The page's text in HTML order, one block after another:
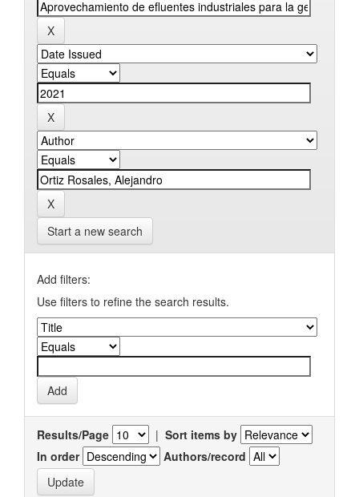
Start a new search
Add filters:
Use filters to refine the search results.
Results/Page | Sort items by
In order
Authors/record